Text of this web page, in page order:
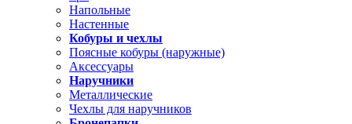
Напольные
Настенные
Кобуры и чехлы
Поясные кобуры (наружные)
Аксессуары
Наручники
Металлические
Чехлы для наручников